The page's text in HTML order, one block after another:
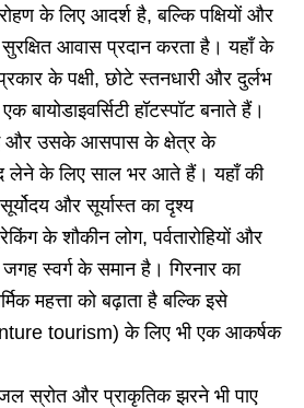
के लिए आदर्श है, बल्कि पक्षियों और
आवास प्रदान करता है। यहाँ के
के पक्षी, छोटे स्तनधारी और दुर्लभ
बायोडाइवर्सिटी हॉटस्पॉट बनाते हैं।
और उसके आसपास के क्षेत्र के
लेने के लिए साल भर आते हैं। यहाँ की
और सूर्यास्त का दृश्य
के शौकीन लोग, पर्वतारोहियों और
स्वर्ग के समान है। गिरनार का
महत्ता को बढ़ाता है बल्कि इसे
tourism) के लिए भी एक आकर्षक
जल स्रोत और प्राकृतिक झरने भी पाए